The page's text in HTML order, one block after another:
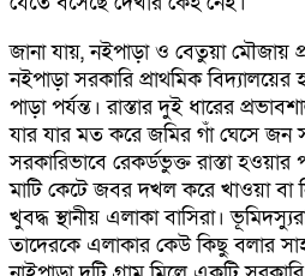
জানা যায়, নইপাড়া ও বেতুয়া মৌজায়
নইপাড়া সরকারি প্রাথমিক
পাড়া পর্যন্ত। রাস্তার দুই ধারের
যার যার মত করে জমির গাঁ ঘেসে জন
সরকারিভাবে রেকর্ডভুক্ত রাস্তা
মাটি কেটে জবর দখল করে খাওয়া বা
খুবদ্ধ স্থানীয় এলাকা বাসিরা।
তাদেরকে এলাকার কেউ কিছু বলার